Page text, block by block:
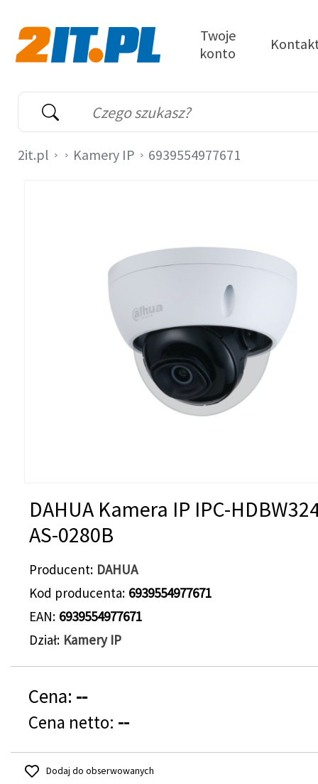
Wyszukiwarka
Słowo kluczowe
Twoje
konto
2it.pl Kamery IP 6939554977671
DAHUA Kamera IP IPC-
AS-0280B
Producent DAHUA
Kod producenta 6939554977671
EAN 6939554977671
Dział Kamery IP
Cena: --
Cena netto: --
Dodaj do obserwowanych